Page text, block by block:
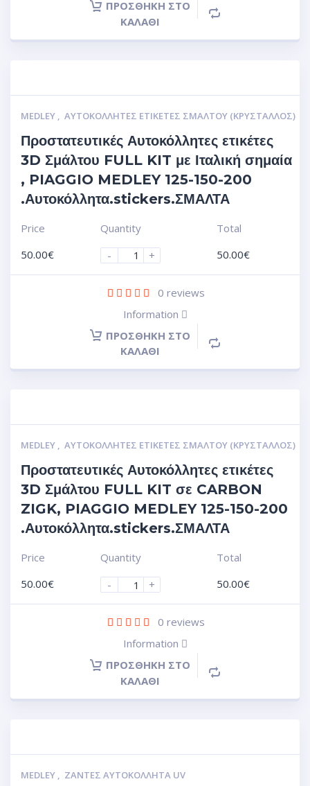
ΠΡΟΣΘΉΚΗ ΣΤΟ
ΚΑΛΆΘΙ
MEDLEY , ΑΥΤΟΚΌΛΛΗΤΕΣ ΕΤΙΚΈΤΕΣ ΣΜΆΛΤΟΥ (ΚΡΥΣΤΑΛΛΟΣ)
Προστατευτικές Αυτοκόλλητες ετικέτες
3D Σμάλτου FULL KIT με Ιταλική σημαία
, PIAGGIO MEDLEY 125-150-200
.Αυτοκόλλητα.stickers.ΣΜΑΛΤΑ
Price
50.00€
Quantity
-
+
Total
50.00€
0 reviews
Information
ΠΡΟΣΘΉΚΗ ΣΤΟ
ΚΑΛΆΘΙ
MEDLEY , ΑΥΤΟΚΌΛΛΗΤΕΣ ΕΤΙΚΈΤΕΣ ΣΜΆΛΤΟΥ (ΚΡΥΣΤΑΛΛΟΣ)
Προστατευτικές Αυτοκόλλητες ετικέτες
3D Σμάλτου FULL KIT σε CARBON
ZIGK, PIAGGIO MEDLEY 125-150-200
.Αυτοκόλλητα.stickers.ΣΜΑΛΤΑ
Price
50.00€
Quantity
-
+
Total
50.00€
0 reviews
Information
ΠΡΟΣΘΉΚΗ ΣΤΟ
ΚΑΛΆΘΙ
MEDLEY , ΖΆΝΤΕΣ ΑΥΤΟΚΌΛΛΗΤΑ UV